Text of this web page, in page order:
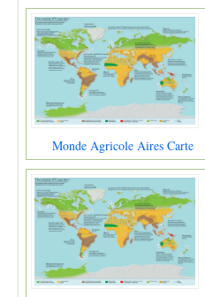
Monde Agricole Aires Carte